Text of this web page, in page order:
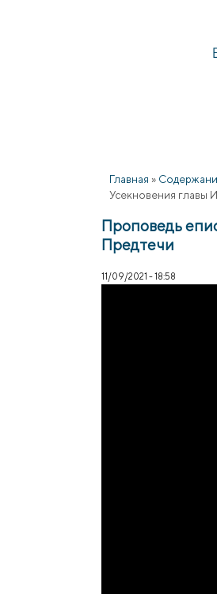
Главная »
Усекновения главы
Проповедь
Предтечи
11/09/2021 - 18:58